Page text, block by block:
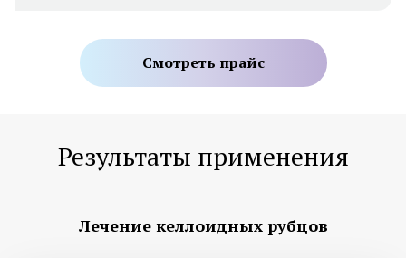
Смотреть прайс
Результаты применения
Лечение келлоидных рубцов